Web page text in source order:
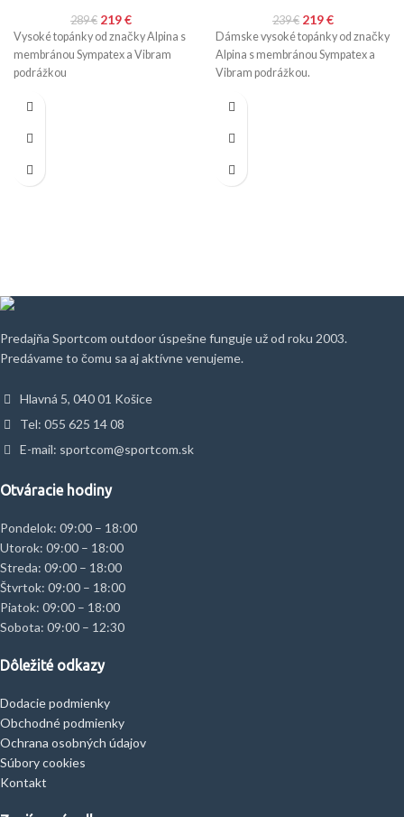
289€ 219€
Vysoké topánky od značky Alpina s
membránou Sympatex a Vibram
podrážkou
239€ 219€
Dámske vysoké topánky od značky
Alpina s membránou Sympatex a
Vibram podrážkou.
Predajňa Sportcom outdoor úspešne funguje už od roku 2003.
Predávame to čomu sa aj aktívne venujeme.
Hlavná 5, 040 01 Košice
Tel: 055 625 14 08
E-mail: sportcom@sportcom.sk
Otváracie hodiny
Pondelok: 09:00 – 18:00
Utorok: 09:00 – 18:00
Streda: 09:00 – 18:00
Štvrtok: 09:00 – 18:00
Piatok: 09:00 – 18:00
Sobota: 09:00 – 12:30
Dôležité odkazy
Dodacie podmienky
Obchodné podmienky
Ochrana osobných údajov
Súbory cookies
Kontakt